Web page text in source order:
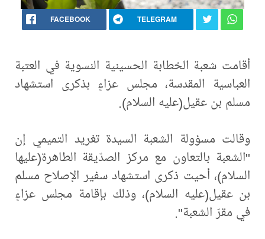
FACEBOOK TELEGRAM
أقامت شعبة الخطابة الحسينية النسوية في العتبة
العباسية المقدسة، مجلس عزاءٍ بذكرى استشهاد
مسلم بن عقيل(عليه السلام).
وقالت مسؤولة الشعبة السيدة تغريد التميمي إن
"الشعبة بالتعاون مع مركز الصدّيقة الطاهرة(عليها
السلام)، أحيت ذكرى استشهاد سفير الإصلاح مسلم
بن عقيل(عليه السلام)، وذلك بإقامة مجلس عزاءٍ
في مقرّ الشعبة".